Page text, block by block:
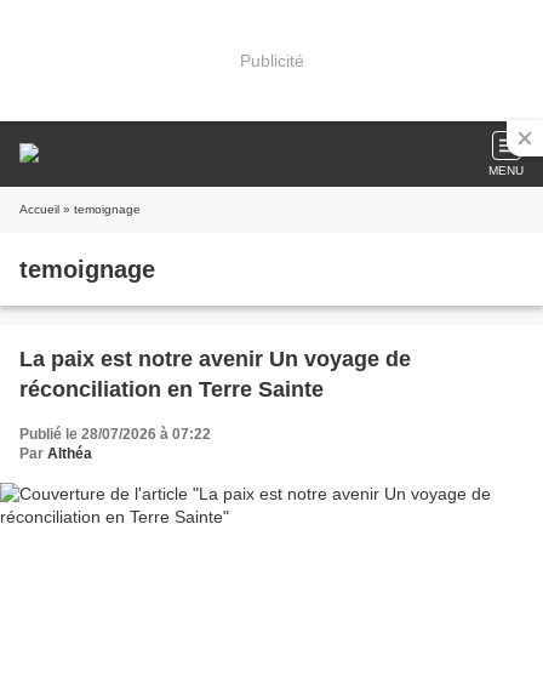
Publicité
MENU
Accueil » temoignage
temoignage
La paix est notre avenir Un voyage de
réconciliation en Terre Sainte
Publié le 28/07/2026 à 07:22
Par Althéa